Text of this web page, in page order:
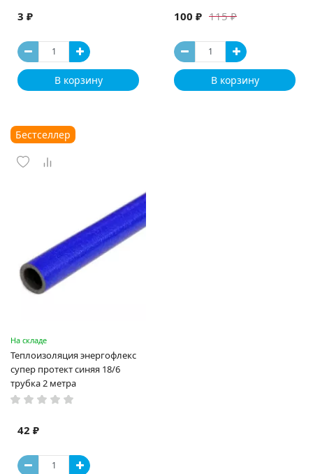
3 ₽
В корзину
115 ₽
100 ₽
В корзину
Бестселлер
На складе
Теплоизоляция энергофлекс
супер протект синяя 18/6
трубка 2 метра
42 ₽